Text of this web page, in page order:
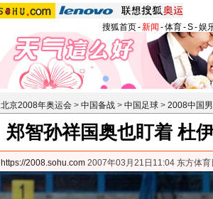
搜狐首页-新闻 -体育-S-娱
北京2008年奥运会 > 中国备战 > 中国足球 > 2008中国
郑智孙祥国奥也盯着 杜
https://2008.sohu.com 2007年03月21日11:04 东方体育